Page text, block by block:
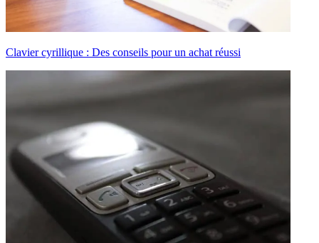
Clavier cyrillique : Des conseils pour un achat réussi